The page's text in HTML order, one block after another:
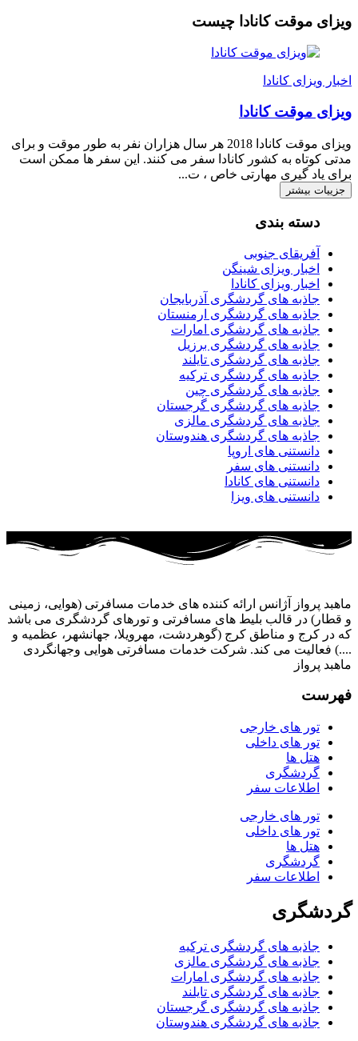
ویزای موقت کانادا چیست
اخبار ویزای کانادا
ویزای موقت کانادا
ویزای موقت کانادا 2018 هر سال هزاران نفر به طور موقت و برای
مدتی کوتاه به کشور کانادا سفر می کنند. این سفر ها ممکن است
برای یاد گیری مهارتی خاص ، ت...
جزییات بیشتر
دسته بندی
آفریقای جنوبی
اخبار ویزای شینگن
اخبار ویزای کانادا
جاذبه های گردشگری آذربایجان
جاذبه های گردشگری ارمنستان
جاذبه های گردشگری امارات
جاذبه های گردشگری برزیل
جاذبه های گردشگری تایلند
جاذبه های گردشگری ترکیه
جاذبه های گردشگری چین
جاذبه های گردشگری گرجستان
جاذبه های گردشگری مالزی
جاذبه های گردشگری هندوستان
دانستنی های اروپا
دانستنی های سفر
دانستنی های کانادا
دانستنی های ویزا
ماهبد پرواز آژانس ارائه کننده های خدمات مسافرتی (هوایی، زمینی
و قطار) در قالب بلیط های مسافرتی و تورهای گردشگری می باشد
که در کرج و مناطق کرج (گوهردشت، مهرویلا، جهانشهر، عظمیه و
....) فعالیت می کند. شرکت خدمات مسافرتی هوایی وجهانگردی
ماهبد پرواز
فهرست
تور های خارجی
تور های داخلی
هتل ها
گردشگری
اطلاعات سفر
تور های خارجی
تور های داخلی
هتل ها
گردشگری
اطلاعات سفر
گردشگری
جاذبه های گردشگری ترکیه
جاذبه های گردشگری مالزی
جاذبه های گردشگری امارات
جاذبه های گردشگری تایلند
جاذبه های گردشگری گرجستان
جاذبه های گردشگری هندوستان